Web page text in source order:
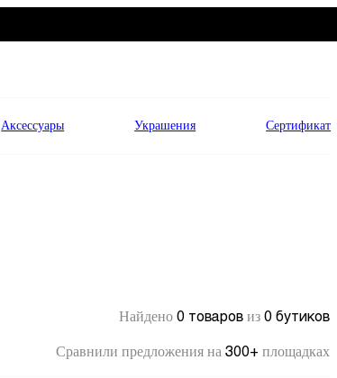
Аксессуары Украшения Сертификат
Найдено 0 товаров из 0 бутиков
Сравнили предложения на 300+ площадках